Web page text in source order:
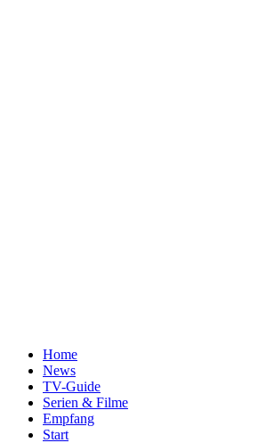
Home
News
TV-Guide
Serien & Filme
Empfang
Start